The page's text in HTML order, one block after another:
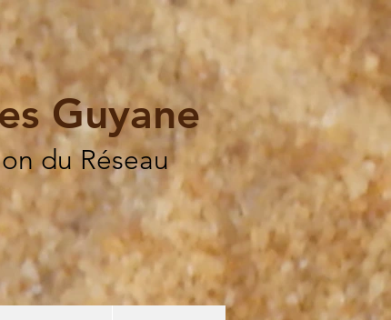
Guyane
du Réseau